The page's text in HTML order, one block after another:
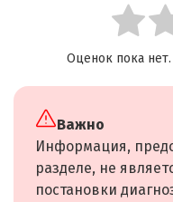
Оценок пока
Важно
Информация,
разделе, не
постановки